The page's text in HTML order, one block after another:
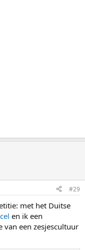
#29
met het Duitse
en ik een
van een zesjescultuur